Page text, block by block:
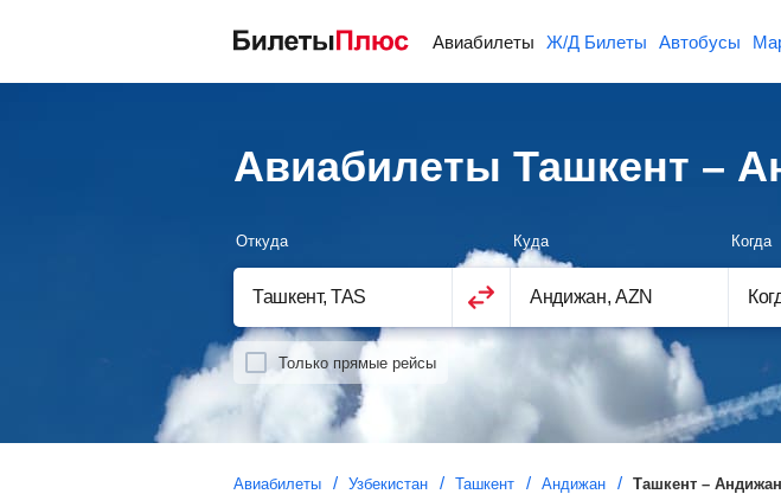
Авиабилеты Ж/Д Билеты Автобусы
Авиабилеты Ташкент –
Откуда Куда Когда
Только прямые рейсы
Авиабилеты Узбекистан Ташкент Андижан Ташкент – Андижан